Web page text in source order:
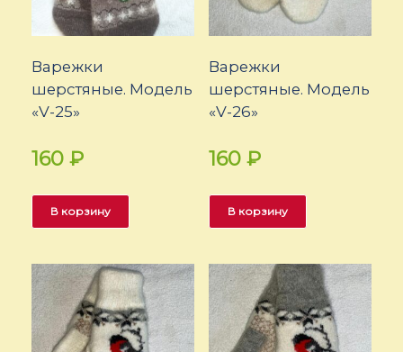
Варежки
шерстяные. Модель
«V-25»
160 ₽
В корзину
Варежки
шерстяные. Модель
«V-26»
160 ₽
В корзину